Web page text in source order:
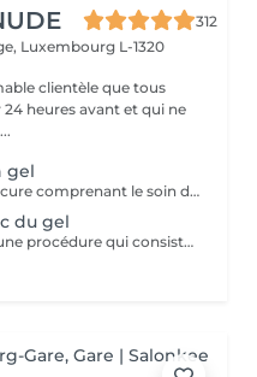
312
Luxembourg L-1320
clientèle que tous
heures avant et qui ne
gel
Il s'agit d'une prestation de manucure comprenant le soin des cuticules, le polissage des replis latéraux, ainsi que le renforcement de vos ongles naturels sans extension. Les ongles deviennent plus forts, soignés et gardent leur longueur naturelle. Il est recommandé de répéter la procédure toutes les 3 semaines pour maintenir un résultat optimal.
du gel
Renforcement des ongles au gel une procédure qui consiste à appliquer un gel fortifiant sur l'ongle naturel. Il protège contre la casse, lisse la surface et renforce les ongles. Convient à : Ongles fins, cassants et dédoublés Ceux qui veulent renforcer leurs ongles sans extension Prolonger la tenue du vernis Le gel est appliqué en fine couche, sans alourdir l'ongle, et aide à obtenir une longueur saine.